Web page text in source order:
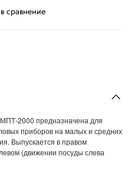
сравнение
2000 предназначена для
приборов на малых и средних
Выпускается в правом
(движении посуды слева